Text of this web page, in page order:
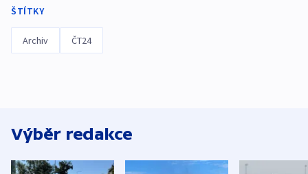
ŠTÍTKY
Archiv ČT24
Výběr redakce